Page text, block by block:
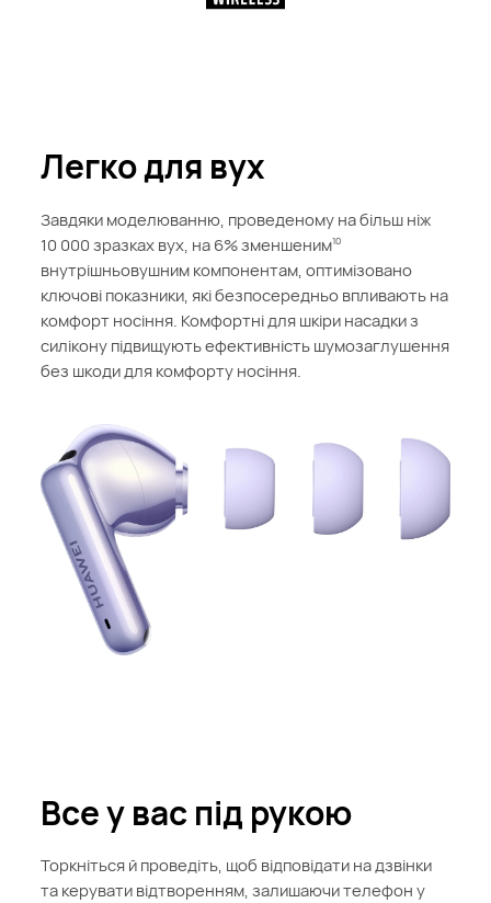
Легко для вух
Завдяки моделюванню, проведеному на більш ніж
10 000 зразках вух, на 6% зменшеним10
внутрішньовушним компонентам, оптимізовано
ключові показники, які безпосередньо впливають на
комфорт носіння. Комфортні для шкіри насадки з
силікону підвищують ефективність шумозаглушення
без шкоди для комфорту носіння.
Все у вас під рукою
Торкніться й проведіть, щоб відповідати на дзвінки
та керувати відтворенням, залишаючи телефон у